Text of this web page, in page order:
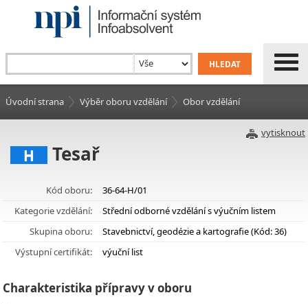
Úvodní strana Výběr oboru vzdělání Obor vzdělání
vytisknout
H Tesař
Kód oboru:
36-64-H/01
Kategorie vzdělání:
Střední odborné vzdělání s výučním listem
Skupina oboru:
Stavebnictví, geodézie a kartografie (Kód: 36)
Výstupní certifikát:
výuční list
Charakteristika přípravy v oboru